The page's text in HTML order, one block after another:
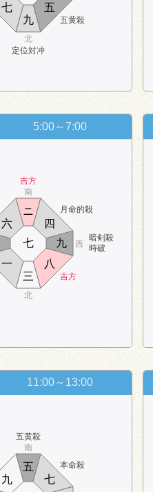
定位対冲
五黄殺
北
九
五
七
5:00～7:00
吉方
月命的殺
暗剣殺
時破
吉方
南
北
西
三
四
六
七
八
九
一
ニ
11:00～13:00
五黄殺
本命殺
南
七
九
五